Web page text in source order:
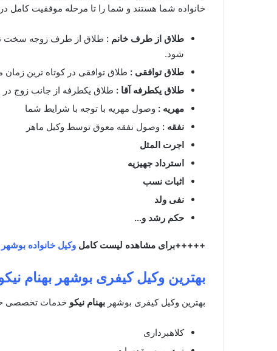
خانواده شما هستند و شما را تا مرحله موفقیت کامل
طلاق از طرف خانم :
شود.
طلاق توافقی : طلاق توافقی در کوتاه ترین
طلاق یکطرفه آقا : طلاق یکطرفه از جانب زوج در
مهریه : وصول مهریه با توجه با شرایط شما
نفقه : وصول نفقه معوق توسط وکیل ماهر
اجرت المثل
استرداد جهیزیه
اثبات نسب
نفی ولد
حکم رشد و…
+++++برای مشاهده لیست کامل وکیل خانواده بوشهر
بهترین وکیل کیفری بوشهر بهنام
بهترین وکیل کیفری بوشهر بهنام نیکو خدمات تخصصی
کلاهبرداری